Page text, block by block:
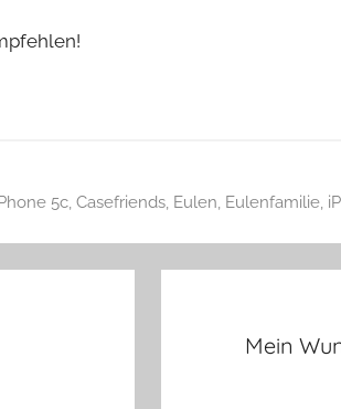
5c, Casefriends, Eulen, Eulenfamilie,
Mein